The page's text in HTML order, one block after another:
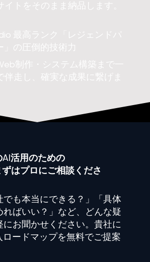
イトをそのまま納品します。
最高ランク「レジェンドパ
」の圧倒的技術力
制作・システム構築まで一
伴走し、確実な成果に繋げま
活用のための
はプロにご相談くださ
でも本当にできる？」「具体
ればいい？」など、どんな疑
にお聞かせください。貴社に
ロードマップを無料でご提案